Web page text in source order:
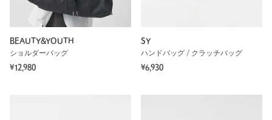
BEAUTY&YOUTH
ショルダーバッグ
¥12,980
SY
ハンドバッグ / クラッチバッグ
¥6,930